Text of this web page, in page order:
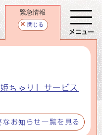
緊急情報
閉じる
ちゃり」サービス
なお知らせ一覧を見る
メニュー